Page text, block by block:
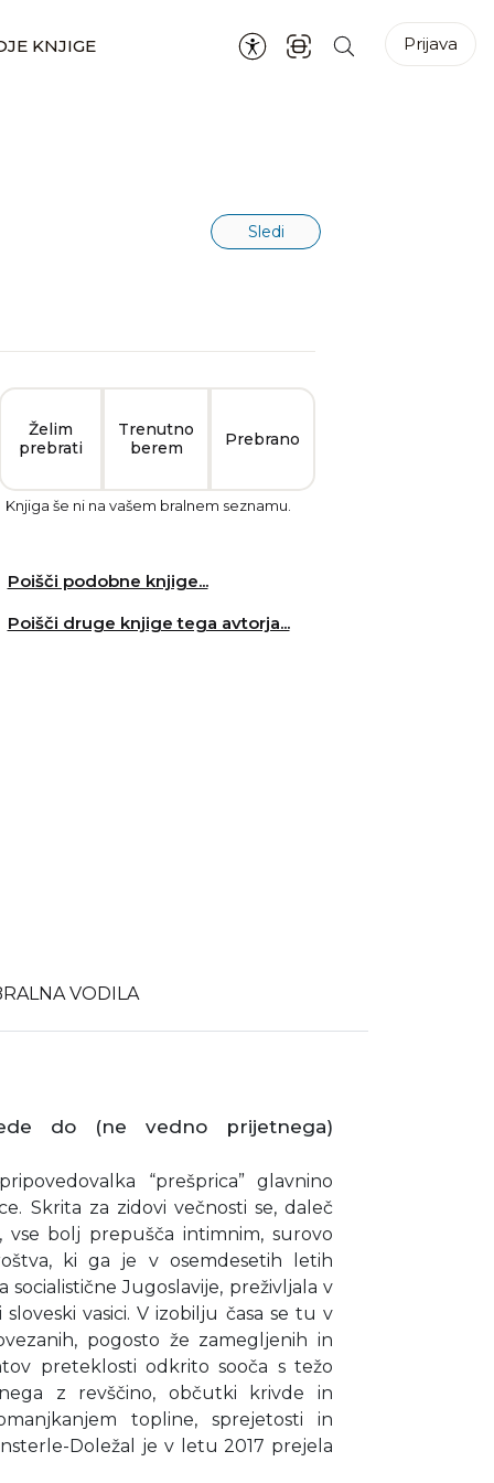
KNJIGE Prijava
Sledi
Želim
prebrati
Trenutno
berem
Prebrano
Knjiga še ni na vašem bralnem seznamu.
Poišči podobne knjige...
Poišči druge knjige tega avtorja...
VODILA
do (ne vedno prijetnega)
“prešprica” glavnino
Skrita za zidovi večnosti se, daleč
bolj prepušča intimnim, surovo
ki ga je v osemdesetih letih
socialistične Jugoslavije, preživljala v
vasici. V izobilju časa se tu v
pogosto že zamegljenih in
preteklosti odkrito sooča s težo
z revščino, občutki krivde in
topline, sprejetosti in
Doležal je v letu 2017 prejela